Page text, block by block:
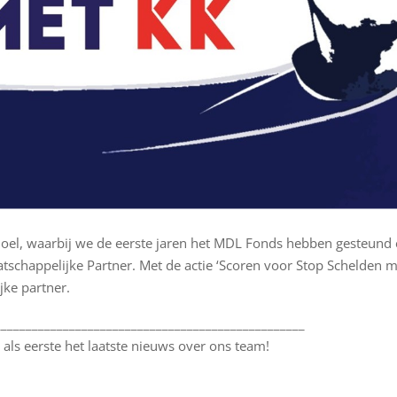
waarbij we de eerste jaren het MDL Fonds hebben
Partner. Met de actie ‘Scoren voor Stop Schelden
partner.
eerste het laatste nieuws over ons team!